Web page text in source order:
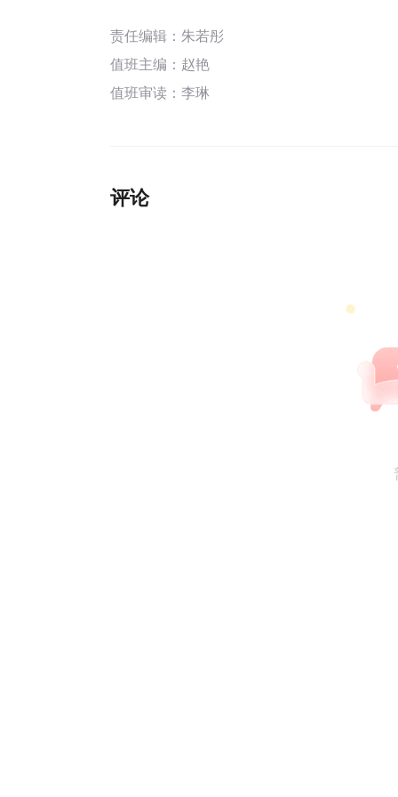
责任编辑：朱若彤
值班主编： 赵艳
值班审读：李琳
评论